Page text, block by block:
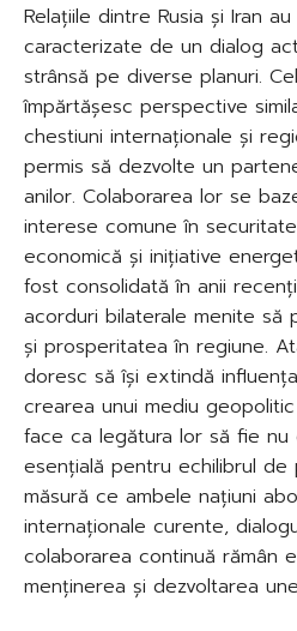
Relațiile dintre Rusia și Iran
caracterizate de un dialog
strânsă pe diverse planuri.
împărtășesc perspective
chestiuni internaționale și
permis să dezvolte un
anilor. Colaborarea lor se
interese comune în
economică și inițiative
fost consolidată în anii
acorduri bilaterale menite să
și prosperitatea în regiune.
doresc să își extindă
crearea unui mediu
face ca legătura lor să fie
esențială pentru echilibrul de
măsură ce ambele națiuni
internaționale curente,
colaborarea continuă rămân
menținerea și dezvoltarea